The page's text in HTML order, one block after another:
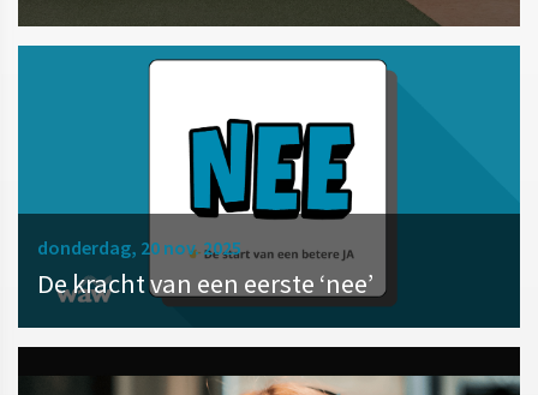
donderdag, 20 nov. 2025
De kracht van een eerste ‘nee’